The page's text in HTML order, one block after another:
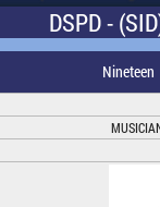
DSPD -
Nineteen